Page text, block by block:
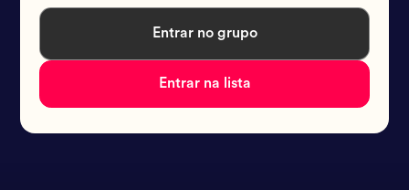
Entrar no grupo
Entrar na lista